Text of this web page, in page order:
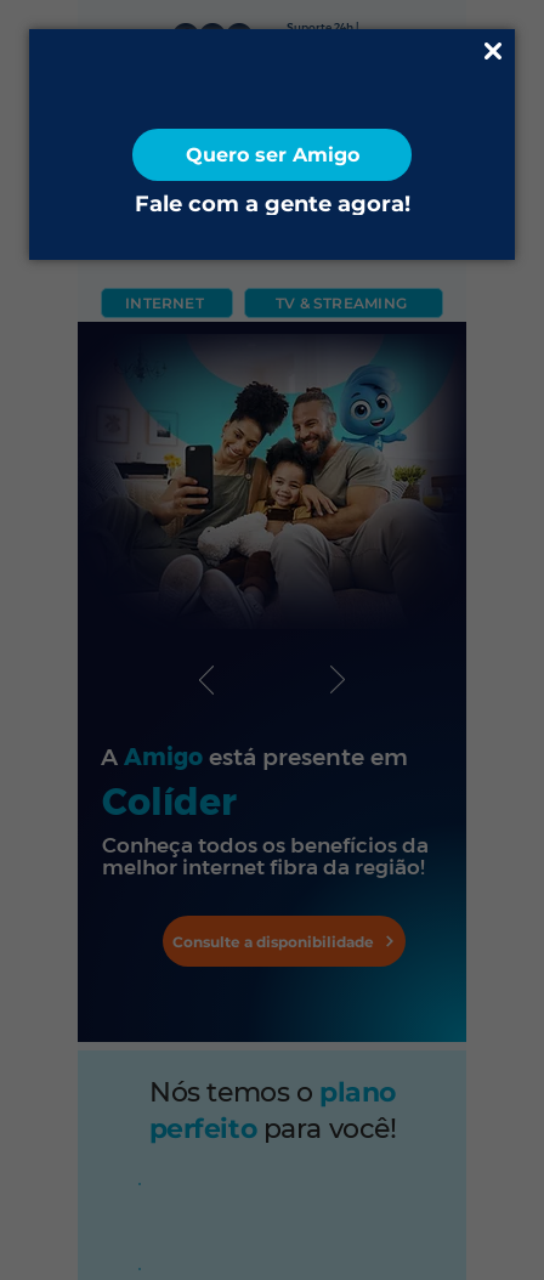
Quero ser Amigo
Fale com a gente agora!
Suporte 24h |
2ª via do Boleto
INTERNET TV & STREAMING
A Amigo está presente em
Colíder
Conheça todos os benefícios da
melhor internet fibra da região!
Consulte a disponibilidade
Nós temos o plano
perfeito para você!